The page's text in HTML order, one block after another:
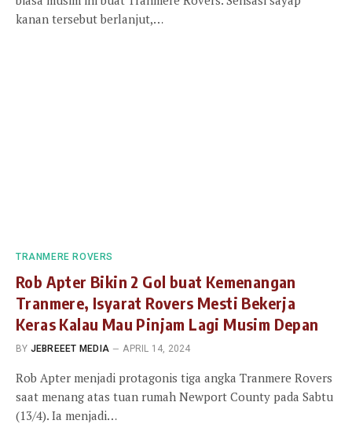
kanan tersebut berlanjut,…
TRANMERE ROVERS
Rob Apter Bikin 2 Gol buat Kemenangan
Tranmere, Isyarat Rovers Mesti Bekerja
Keras Kalau Mau Pinjam Lagi Musim Depan
BY JEBREEET MEDIA APRIL 14, 2024
Rob Apter menjadi protagonis tiga angka Tranmere Rovers
saat menang atas tuan rumah Newport County pada Sabtu
(13/4). Ia menjadi…